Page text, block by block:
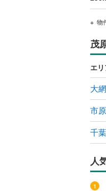
物
茂
エ
大
市
千
人